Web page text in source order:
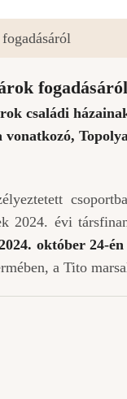
fogadásáról
családi
2024. évi
október 24-
a Tito